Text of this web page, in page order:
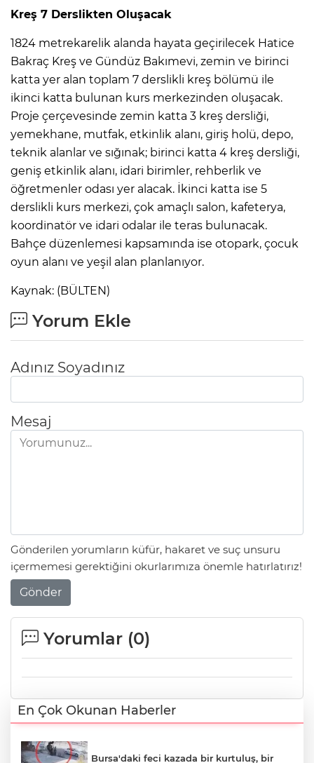
Kreş 7 Derslikten Oluşacak
1824 metrekarelik alanda hayata geçirilecek Hatice
Bakraç Kreş ve Gündüz Bakımevi, zemin ve birinci
katta yer alan toplam 7 derslikli kreş bölümü ile
ikinci katta bulunan kurs merkezinden oluşacak.
Proje çerçevesinde zemin katta 3 kreş dersliği,
yemekhane, mutfak, etkinlik alanı, giriş holü, depo,
teknik alanlar ve sığınak; birinci katta 4 kreş dersliği,
geniş etkinlik alanı, idari birimler, rehberlik ve
öğretmenler odası yer alacak. İkinci katta ise 5
derslikli kurs merkezi, çok amaçlı salon, kafeterya,
koordinatör ve idari odalar ile teras bulunacak.
Bahçe düzenlemesi kapsamında ise otopark, çocuk
oyun alanı ve yeşil alan planlanıyor.
Kaynak: (BÜLTEN)
Yorum Ekle
Adınız Soyadınız
Mesaj
Gönderilen yorumların küfür, hakaret ve suç unsuru
içermemesi gerektiğini okurlarımıza önemle hatırlatırız!
Gönder
Yorumlar (0)
En Çok Okunan Haberler
Bursa'daki feci kazada bir kurtuluş, bir